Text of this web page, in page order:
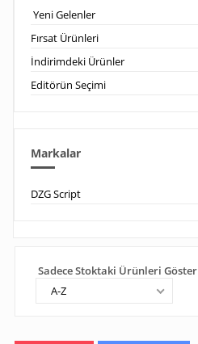
Yeni Gelenler
Fırsat Ürünleri
İndirimdeki Ürünler
Editörün Seçimi
Markalar
DZG Script
Sadece Stoktaki Ürünleri Göster
A-Z